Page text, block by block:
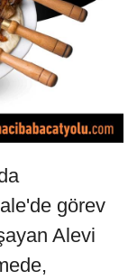
görev
Alevi